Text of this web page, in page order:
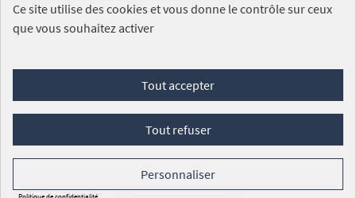
SITE DE L'ASSEMBLÉE NATIONALE
Foire aux questions
Conditions générales d'utilisation (CGU)
Mentions légales
Cookies
Panneau de gestion des cookies
Ce site utilise des cookies et vous donne le contrôle sur ceux
que vous souhaitez activer
Tout accepter
Tout refuser
Personnaliser
Politique de confidentialité